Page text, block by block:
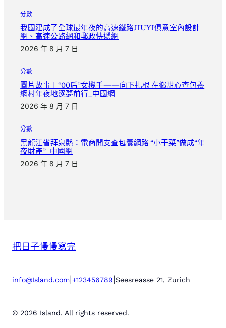
分數
我國建成了全球最年夜的高速鐵路JIUYI俱意室內設計
網、高速公路網和郵政快遞網
2026 年 8 月 7 日
分數
圖片故事丨“00后”女機手——向下扎根 在鄉甜心查包養
網村年夜地逐夢前行_中國網
2026 年 8 月 7 日
分數
黑龍江省拜泉縣：電商開支查包養網路 “小干菜”做成“年
夜財產”_中國網
2026 年 8 月 7 日
把日子慢慢寫完
info@Island.com +123456789 Seesreasse 21, Zurich
© 2026 Island. All rights reserved.